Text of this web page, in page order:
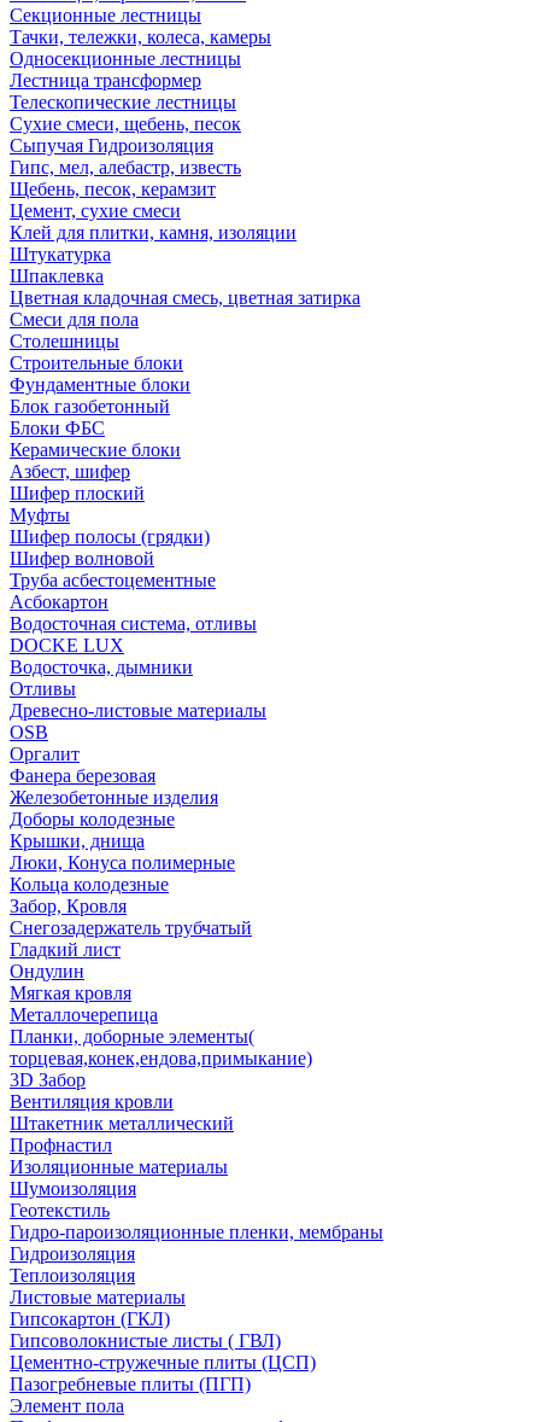
Секционные лестницы
Тачки, тележки, колеса, камеры
Односекционные лестницы
Лестница трансформер
Телескопические лестницы
Сухие смеси, щебень, песок
Сыпучая Гидроизоляция
Гипс, мел, алебастр, известь
Щебень, песок, керамзит
Цемент, сухие смеси
Клей для плитки, камня, изоляции
Штукатурка
Шпаклевка
Цветная кладочная смесь, цветная затирка
Смеси для пола
Столешницы
Строительные блоки
Фундаментные блоки
Блок газобетонный
Блоки ФБС
Керамические блоки
Азбест, шифер
Шифер плоский
Муфты
Шифер полосы (грядки)
Шифер волновой
Труба асбестоцементные
Асбокартон
Водосточная система, отливы
DOCKE LUX
Водосточка, дымники
Отливы
Древесно-листовые материалы
OSB
Оргалит
Фанера березовая
Железобетонные изделия
Доборы колодезные
Крышки, днища
Люки, Конуса полимерные
Кольца колодезные
Забор, Кровля
Снегозадержатель трубчатый
Гладкий лист
Ондулин
Мягкая кровля
Металлочерепица
Планки, доборные элементы(
торцевая,конек,ендова,примыкание)
3D Забор
Вентиляция кровли
Штакетник металлический
Профнастил
Изоляционные материалы
Шумоизоляция
Геотекстиль
Гидро-пароизоляционные пленки, мембраны
Гидроизоляция
Теплоизоляция
Листовые материалы
Гипсокартон (ГКЛ)
Гипсоволокнистые листы ( ГВЛ)
Цементно-стружечные плиты (ЦСП)
Пазогребневые плиты (ПГП)
Элемент пола